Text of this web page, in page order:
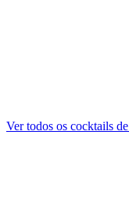
Ver todos os cocktails